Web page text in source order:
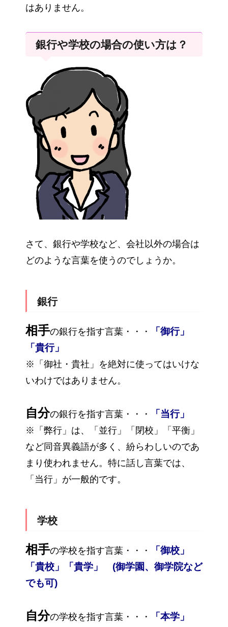
はありません。
銀行や学校の場合の使い方は？
さて、銀行や学校など、会社以外の場合は
どのような言葉を使うのでしょうか。
銀行
相手の銀行を指す言葉・・・
「御行」
「貴行」
※「御社・貴社」を絶対に使ってはいけな
いわけではありません。
自分の銀行を指す言葉・・・ 「当行」
※「弊行」は、「並行」「閉校」「平衡」
など同音異義語が多く、紛らわしいのであ
まり使われません。特に話し言葉では、
「当行」が一般的です。
学校
相手の学校を指す言葉・・・
「御校」
「貴校」「貴学」 (御学園、御学院など
でも可)
自分の学校を指す言葉・・・
「本学」